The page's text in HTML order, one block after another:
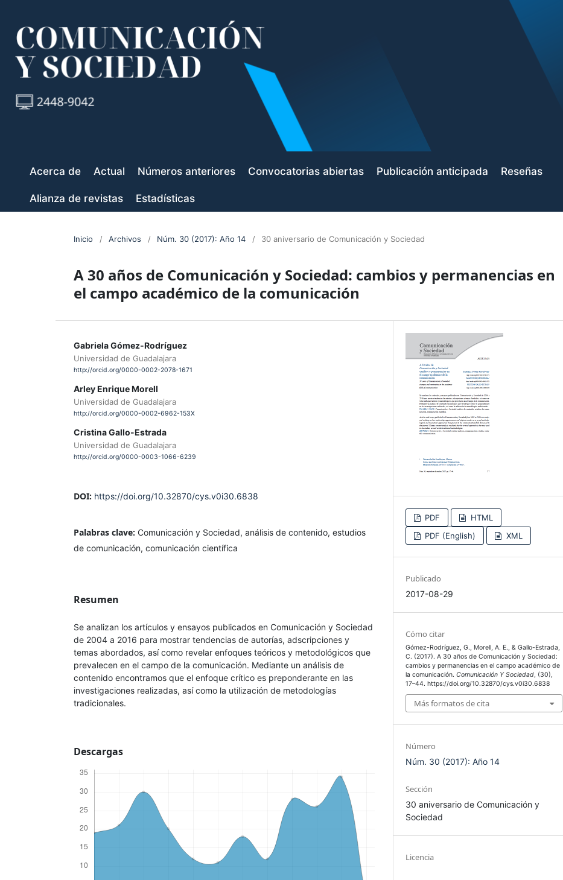
Acerca de Actual Números anteriores Convocatorias abiertas Publicación anticipada Reseñas
Alianza de revistas Estadísticas
Inicio / Archivos / Núm. 30 (2017): Año 14 / 30 aniversario de Comunicación y Sociedad
A 30 años de Comunicación y Sociedad: cambios y permanencias en
el campo académico de la comunicación
Gabriela Gómez-Rodríguez
Universidad de Guadalajara
http://orcid.org/0000-0002-2078-1671
Arley Enrique Morell
Universidad de Guadalajara
http://orcid.org/0000-0002-6962-153X
Cristina Gallo-Estrada
Universidad de Guadalajara
http://orcid.org/0000-0003-1066-6239
DOI: https://doi.org/10.32870/cys.v0i30.6838
Palabras clave: Comunicación y Sociedad, análisis de contenido, estudios
de comunicación, comunicación científica
Resumen
Se analizan los artículos y ensayos publicados en Comunicación y Sociedad
de 2004 a 2016 para mostrar tendencias de autorías, adscripciones y
temas abordados, así como revelar enfoques teóricos y metodológicos que
prevalecen en el campo de la comunicación. Mediante un análisis de
contenido encontramos que el enfoque crítico es preponderante en las
investigaciones realizadas, así como la utilización de metodologías
tradicionales.
Descargas
PDF
HTML
PDF (English)
XML
Publicado
2017-08-29
Cómo citar
Gómez-Rodríguez, G., Morell, A. E., & Gallo-Estrada,
C. (2017). A 30 años de Comunicación y Sociedad:
cambios y permanencias en el campo académico de
la comunicación.Comunicación Y Sociedad, (30),
17–44. https://doi.org/10.32870/cys.v0i30.6838
Más formatos de cita
Número
Núm. 30 (2017): Año 14
Sección
30 aniversario de Comunicación y
Sociedad
Licencia